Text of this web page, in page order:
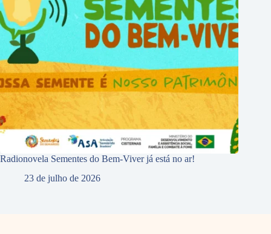
Radionovela Sementes do Bem-Viver já está no ar!
23 de julho de 2026